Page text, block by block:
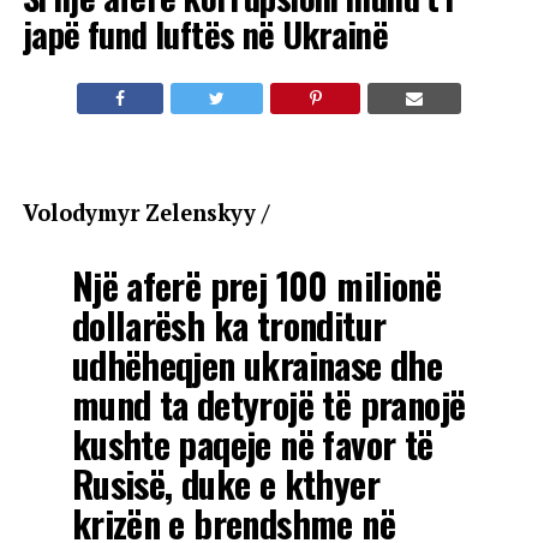
japë fund luftës në Ukrainë
Një aferë prej 100 milionë
dollarësh ka tronditur
udhëheqjen ukrainase dhe
mund ta detyrojë të pranojë
kushte paqeje në favor të
Rusisë, duke e kthyer